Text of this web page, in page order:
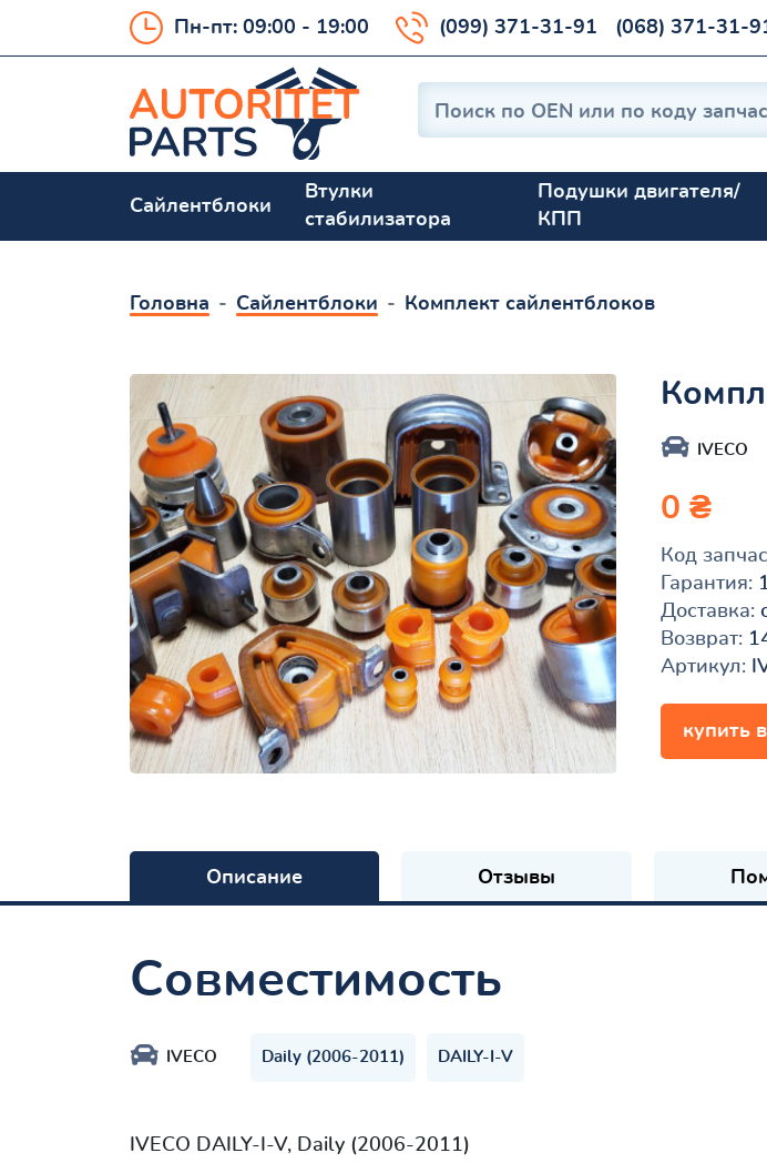
Пн-пт: 09:00 - 19:00 (099) 371-31-91 (068) 371-31-
Сайлентблоки
Втулки
стабилизатора
Подушки двигателя/
КПП
Головна Сайлентблоки Комплект сайлентблоков
IVECO
0 ₴
Код
Гарантия:
Доставка:
Возврат:
Артикул:
купить
Описание Отзывы
Совместимость
IVECO Daily (2006-2011) DAILY-I-V
IVECO DAILY-I-V, Daily (2006-2011)